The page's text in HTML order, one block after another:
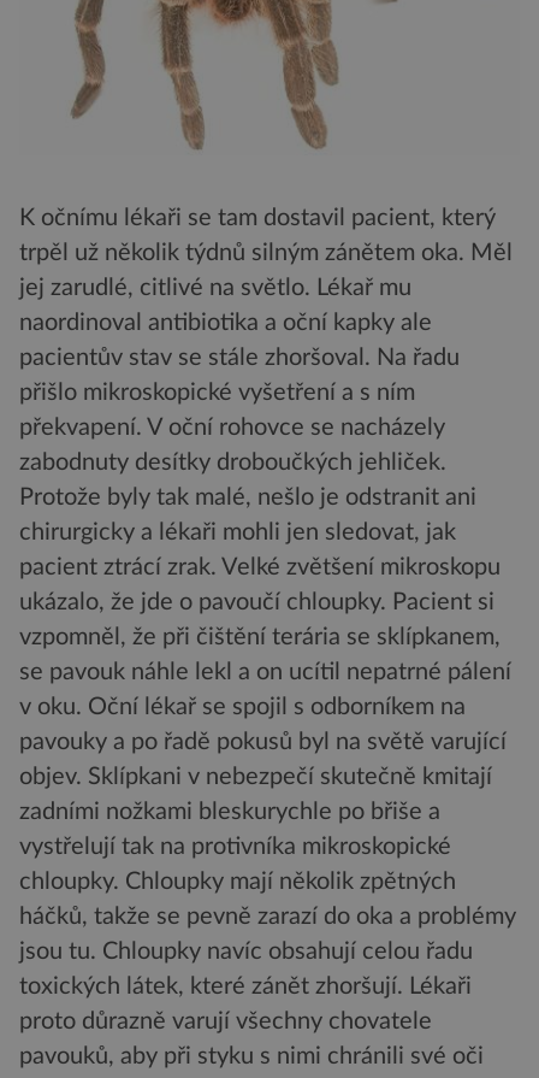
K očnímu lékaři se tam dostavil pacient, který
trpěl už několik týdnů silným zánětem oka. Měl
jej zarudlé, citlivé na světlo. Lékař mu
naordinoval antibiotika a oční kapky ale
pacientův stav se stále zhoršoval. Na řadu
přišlo mikroskopické vyšetření a s ním
překvapení. V oční rohovce se nacházely
zabodnuty desítky droboučkých jehliček.
Protože byly tak malé, nešlo je odstranit ani
chirurgicky a lékaři mohli jen sledovat, jak
pacient ztrácí zrak. Velké zvětšení mikroskopu
ukázalo, že jde o pavoučí chloupky. Pacient si
vzpomněl, že při čištění terária se sklípkanem,
se pavouk náhle lekl a on ucítil nepatrné pálení
v oku. Oční lékař se spojil s odborníkem na
pavouky a po řadě pokusů byl na světě varující
objev. Sklípkani v nebezpečí skutečně kmitají
zadními nožkami bleskurychle po břiše a
vystřelují tak na protivníka mikroskopické
chloupky. Chloupky mají několik zpětných
háčků, takže se pevně zarazí do oka a problémy
jsou tu. Chloupky navíc obsahují celou řadu
toxických látek, které zánět zhoršují. Lékaři
proto důrazně varují všechny chovatele
pavouků, aby při styku s nimi chránili své oči